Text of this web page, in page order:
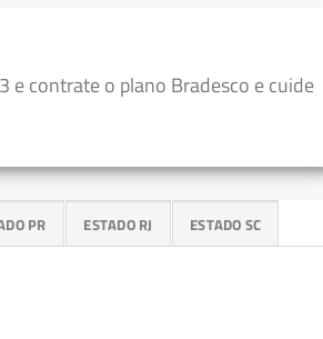
contrate o plano Bradesco e cuide
PR ESTADO RJ ESTADO SC